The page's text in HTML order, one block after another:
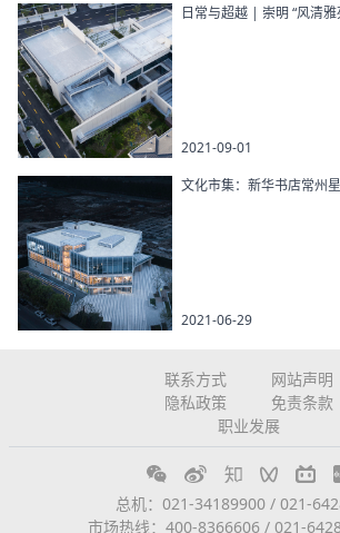
日常与超越 | 崇明 “风清
2021-09-01
文化市集：新华书店常州
2021-06-29
联系方式
网站声明
隐私政策
免责条款
职业发展
总机：021-34189900 / 021-
市场热线：400-8366606 / 021-